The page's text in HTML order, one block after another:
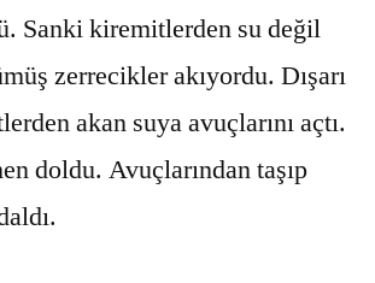
Sanki kiremitlerden su değil
zerrecikler akıyordu. Dışarı
akan suya avuçlarını açtı.
doldu. Avuçlarından taşıp